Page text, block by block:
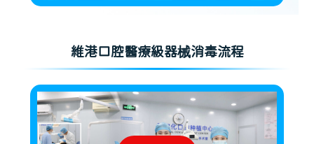
維港口腔醫療級器械消毒流程